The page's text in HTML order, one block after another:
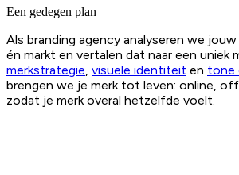
Een gedegen plan
Als branding agency analyseren we
én markt en vertalen dat naar een uniek
merkstrategie, visuele identiteit en tone
brengen we je merk tot leven: online,
zodat je merk overal hetzelfde voelt.